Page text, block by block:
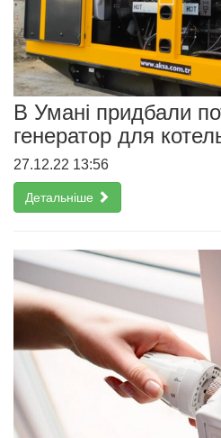
В Умані придбали
генератор для
27.12.22 13:56
Детальніше